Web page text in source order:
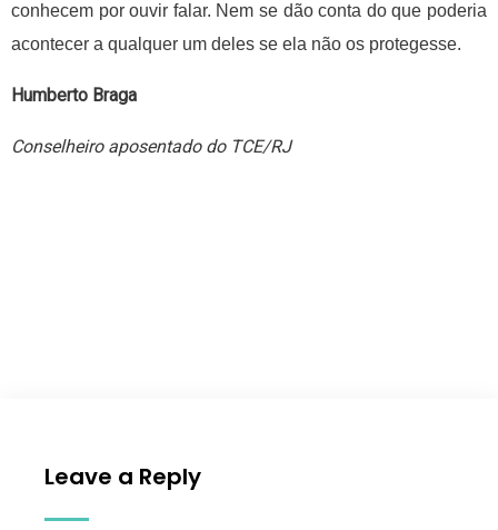
conhecem por ouvir falar. Nem se dão conta do que poderia
acontecer a qualquer um deles se ela não os protegesse.
Humberto Braga
Conselheiro aposentado do TCE/RJ
Leave a Reply